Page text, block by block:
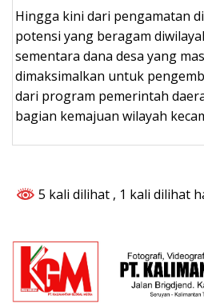
Hingga kini dari pengamatan
potensi yang beragam
sementara dana desa yang
dimaksimalkan untuk
dari program pemerintah
bagian kemajuan wilayah
5 kali dilihat , 1 kali dilihat